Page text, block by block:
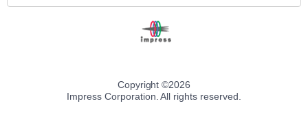
Copyright ©2026
Impress Corporation. All rights reserved.